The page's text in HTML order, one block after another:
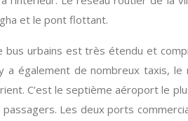
et le pont flottant.
urbains est très étendu et
a également de nombreux taxis,
C’est le septième aéroport le
Les deux ports